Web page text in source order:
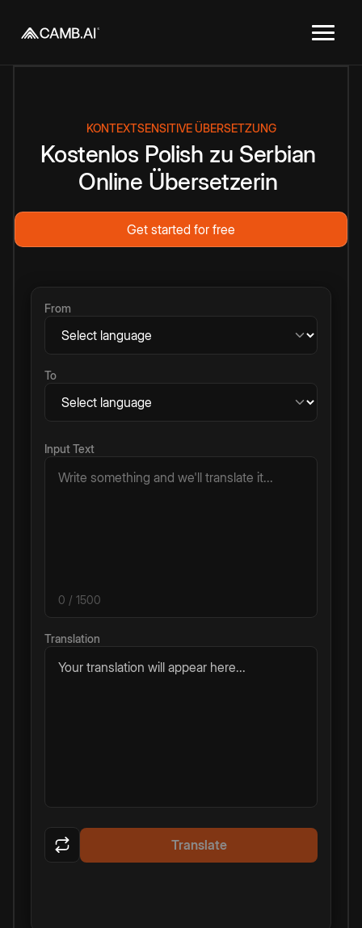
KONTEXTSENSITIVE ÜBERSETZUNG
Kostenlos Polish zu Serbian
Online Übersetzerin
Get started for free
From
To
Input Text
0 / 1500
Translation
Your translation will appear here...
Translate